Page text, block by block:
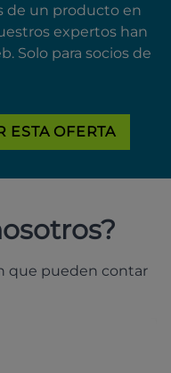
de un producto en
expertos han
Solo para socios de
ESTA OFERTA
que pueden contar